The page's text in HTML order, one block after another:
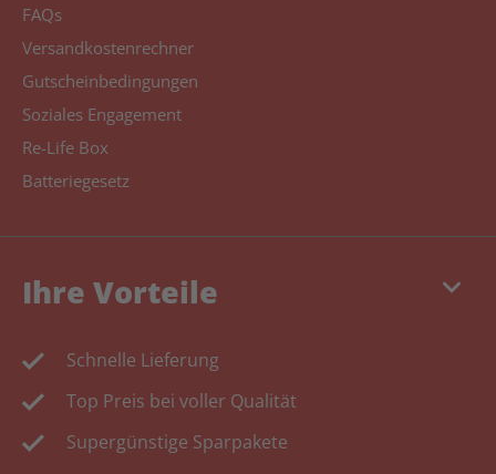
FAQs
Versandkostenrechner
Gutscheinbedingungen
Soziales Engagement
Re-Life Box
Batteriegesetz
keyboard_arrow_down
Ihre Vorteile
Schnelle Lieferung
Top Preis bei voller Qualität
Supergünstige Sparpakete